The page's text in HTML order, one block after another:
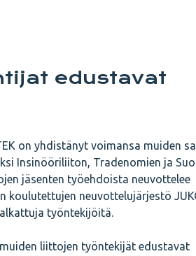
edustavat
on yhdistänyt voimansa muiden
Insinööriliiton, Tradenomien ja
jäsenten työehdoista neuvottelee
koulutettujen neuvottelujärjestö
työntekijöitä.
liittojen työntekijät edustavat